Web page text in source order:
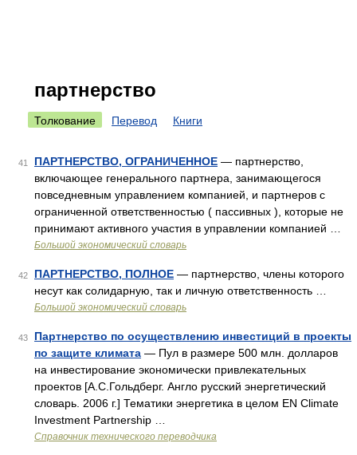
партнерство
Толкование Перевод Книги
41 ПАРТНЕРСТВО, ОГРАНИЧЕННОЕ — партнерство,
включающее генерального партнера, занимающегося
повседневным управлением компанией, и партнеров с
ограниченной ответственностью ( пассивных ), которые не
принимают активного участия в управлении компанией …
Большой экономический словарь
42 ПАРТНЕРСТВО, ПОЛНОЕ — партнерство, члены которого
несут как солидарную, так и личную ответственность …
Большой экономический словарь
43
Партнерство по осуществлению инвестиций в проекты
по защите климата — Пул в размере 500 млн. долларов
на инвестирование экономически привлекательных
проектов [А.С.Гольдберг. Англо русский энергетический
словарь. 2006 г.] Тематики энергетика в целом EN Climate
Investment Partnership …
Справочник технического переводчика